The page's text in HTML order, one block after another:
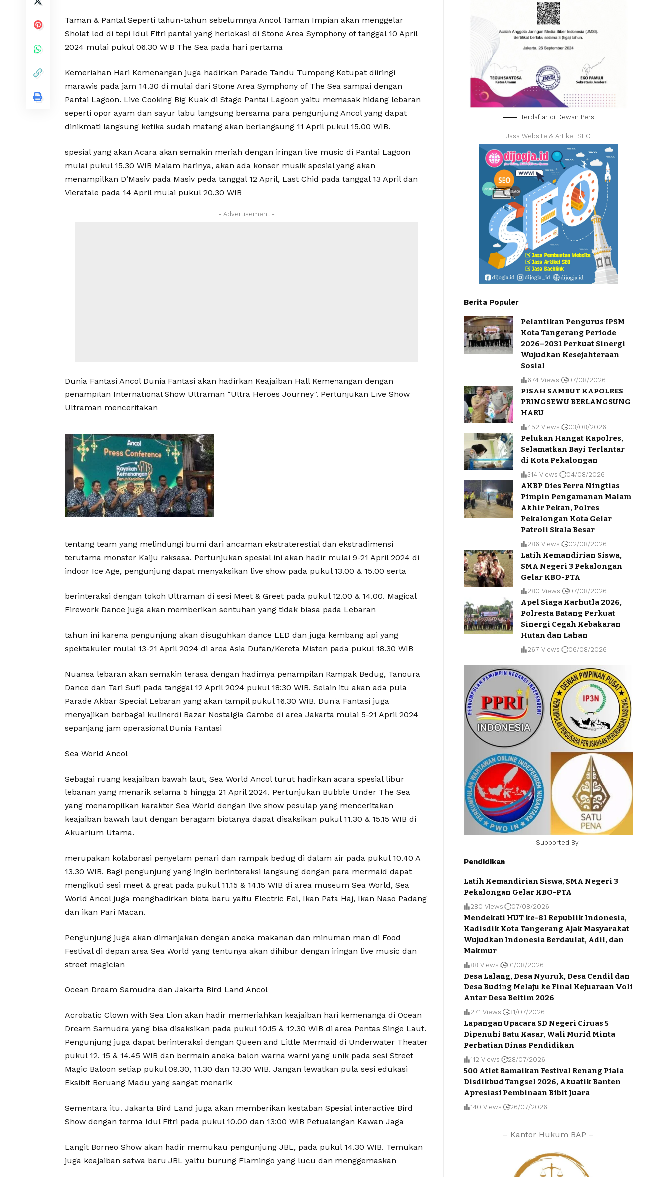
Taman & Pantal Seperti tahun-tahun sebelumnya Ancol Taman Impian akan menggelar
Sholat led di tepi Idul Fitri pantai yang herlokasi di Stone Area Symphony of tanggal 10 April
2024 mulai pukul 06.30 WIB The Sea pada hari pertama
Kemeriahan Hari Kemenangan juga hadirkan Parade Tandu Tumpeng Ketupat diiringi
marawis pada jam 14.30 di mulai dari Stone Area Symphony of The Sea sampai dengan
Pantai Lagoon. Live Cooking Big Kuak di Stage Pantai Lagoon yaitu memasak hidang lebaran
seperti opor ayam dan sayur labu langsung bersama para pengunjung Ancol yang dapat
dinikmati langsung ketika sudah matang akan berlangsung 11 April pukul 15.00 WIB.
spesial yang akan Acara akan semakin meriah dengan iringan live music di Pantai Lagoon
mulai pukul 15.30 WIB Malam harinya, akan ada konser musik spesial yang akan
menampilkan D’Masiv pada Masiv peda tanggal 12 April, Last Chid pada tanggal 13 April dan
Vieratale pada 14 April mulai pukul 20.30 WIB
- Advertisement -
Dunia Fantasi Ancol Dunia Fantasi akan hadirkan Keajaiban Hall Kemenangan dengan
penampilan International Show Ultraman “Ultra Heroes Journey”. Pertunjukan Live Show
Ultraman menceritakan
tentang team yang melindungi bumi dari ancaman ekstraterestial dan ekstradimensi
terutama monster Kaiju raksasa. Pertunjukan spesial ini akan hadir mulai 9-21 April 2024 di
indoor Ice Age, pengunjung dapat menyaksikan live show pada pukul 13.00 & 15.00 serta
berinteraksi dengan tokoh Ultraman di sesi Meet & Greet pada pukul 12.00 & 14.00. Magical
Firework Dance juga akan memberikan sentuhan yang tidak biasa pada Lebaran
tahun ini karena pengunjung akan disuguhkan dance LED dan juga kembang api yang
spektakuler mulai 13-21 April 2024 di area Asia Dufan/Kereta Misten pada pukul 18.30 WIB
Nuansa lebaran akan semakin terasa dengan hadimya penampilan Rampak Bedug, Tanoura
Dance dan Tari Sufi pada tanggal 12 April 2024 pukul 18:30 WIB. Selain itu akan ada pula
Parade Akbar Special Lebaran yang akan tampil pukul 16.30 WIB. Dunia Fantasi juga
menyajikan berbagai kulinerdi Bazar Nostalgia Gambe di area Jakarta mulai 5-21 April 2024
sepanjang jam operasional Dunia Fantasi
Sea World Ancol
Sebagai ruang keajaiban bawah laut, Sea World Ancol turut hadirkan acara spesial libur
lebanan yang menarik selama 5 hingga 21 April 2024. Pertunjukan Bubble Under The Sea
yang menampilkan karakter Sea World dengan live show pesulap yang menceritakan
keajaiban bawah laut dengan beragam biotanya dapat disaksikan pukul 11.30 & 15.15 WIB di
Akuarium Utama.
merupakan kolaborasi penyelam penari dan rampak bedug di dalam air pada pukul 10.40 A
13.30 WIB. Bagi pengunjung yang ingin berinteraksi langsung dengan para mermaid dapat
mengikuti sesi meet & great pada pukul 11.15 & 14.15 WIB di area museum Sea World, Sea
World Ancol juga menghadirkan biota baru yaitu Electric Eel, Ikan Pata Haj, Ikan Naso Padang
dan ikan Pari Macan.
Pengunjung juga akan dimanjakan dengan aneka makanan dan minuman man di Food
Festival di depan arsa Sea World yang tentunya akan dihibur dengan iringan live music dan
street magician
Ocean Dream Samudra dan Jakarta Bird Land Ancol
Acrobatic Clown with Sea Lion akan hadir memeriahkan keajaiban hari kemenanga di Ocean
Dream Samudra yang bisa disaksikan pada pukul 10.15 & 12.30 WIB di area Pentas Singe Laut.
Pengunjung juga dapat berinteraksi dengan Queen and Little Mermaid di Underwater Theater
pukul 12. 15 & 14.45 WIB dan bermain aneka balon warna warni yang unik pada sesi Street
Magic Baloon setiap pukul 09.30, 11.30 dan 13.30 WIB. Jangan lewatkan pula sesi edukasi
Eksibit Beruang Madu yang sangat menarik
Sementara itu. Jakarta Bird Land juga akan memberikan kestaban Spesial interactive Bird
Show dengan terma Idul Fitri pada pukul 10.00 dan 13:00 WIB Petualangan Kawan Jaga
Langit Borneo Show akan hadir memukau pengunjung JBL, pada pukul 14.30 WIB. Temukan
juga keajaiban satwa baru JBL yaltu burung Flamingo yang lucu dan menggemaskan
Terdaftar di Dewan Pers
Jasa Website & Artikel SEO
Berita Populer
Pelantikan Pengurus IPSM
Kota Tangerang Periode
2026–2031 Perkuat Sinergi
Wujudkan Kesejahteraan
Sosial
674 Views 07/08/2026
PISAH SAMBUT KAPOLRES
PRINGSEWU BERLANGSUNG
HARU
452 Views 03/08/2026
Pelukan Hangat Kapolres,
Selamatkan Bayi Terlantar
di Kota Pekalongan
314 Views 04/08/2026
AKBP Dies Ferra Ningtias
Pimpin Pengamanan Malam
Akhir Pekan, Polres
Pekalongan Kota Gelar
Patroli Skala Besar
286 Views 02/08/2026
Latih Kemandirian Siswa,
SMA Negeri 3 Pekalongan
Gelar KBO-PTA
280 Views 07/08/2026
Apel Siaga Karhutla 2026,
Polresta Batang Perkuat
Sinergi Cegah Kebakaran
Hutan dan Lahan
267 Views 06/08/2026
Supported By
Pendidikan
Latih Kemandirian Siswa, SMA Negeri 3
Pekalongan Gelar KBO-PTA
280 Views 07/08/2026
Mendekati HUT ke-81 Republik Indonesia,
Kadisdik Kota Tangerang Ajak Masyarakat
Wujudkan Indonesia Berdaulat, Adil, dan
Makmur
88 Views 01/08/2026
Desa Lalang, Desa Nyuruk, Desa Cendil dan
Desa Buding Melaju ke Final Kejuaraan Voli
Antar Desa Beltim 2026
271 Views 31/07/2026
Lapangan Upacara SD Negeri Ciruas 5
Dipenuhi Batu Kasar, Wali Murid Minta
Perhatian Dinas Pendidikan
112 Views 28/07/2026
500 Atlet Ramaikan Festival Renang Piala
Disdikbud Tangsel 2026, Akuatik Banten
Apresiasi Pembinaan Bibit Juara
140 Views 26/07/2026
– Kantor Hukum BAP –